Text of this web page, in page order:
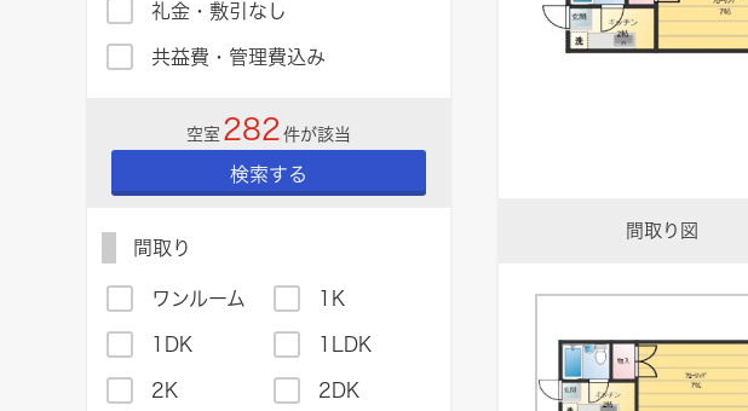
間取り図
礼金・敷引なし
共益費・管理費込み
空室 282 件が該当
検索する
間取り
ワンルーム 1K
1DK 1LDK
2K 2DK